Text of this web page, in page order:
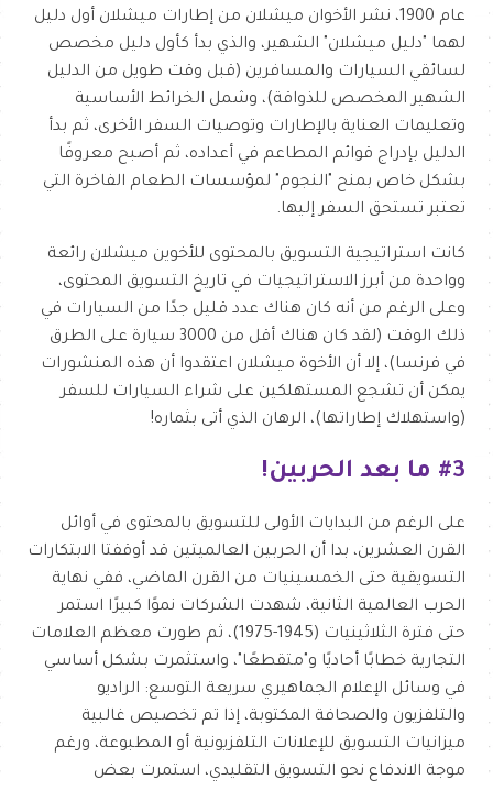
عام 1900، نشر الأخوان ميشلان من إطارات ميشلان أول دليل
لهما "دليل ميشلان" الشهير، والذي بدأ كأول دليل مخصص
لسائقي السيارات والمسافرين (قبل وقت طويل من الدليل
الشهير المخصص للذواقة)، وشمل الخرائط الأساسية
وتعليمات العناية بالإطارات وتوصيات السفر الأخرى، ثم بدأ
الدليل بإدراج قوائم المطاعم في أعداده، ثم أصبح معروفًا
بشكل خاص بمنح "النجوم" لمؤسسات الطعام الفاخرة التي
تعتبر تستحق السفر إليها.
كانت استراتيجية التسويق بالمحتوى للأخوين ميشلان رائعة
وواحدة من أبرز الاستراتيجيات في تاريخ التسويق المحتوى،
وعلى الرغم من أنه كان هناك عدد قليل جدًا من السيارات في
ذلك الوقت (لقد كان هناك أقل من 3000 سيارة على الطرق
في فرنسا)، إلا أن الأخوة ميشلان اعتقدوا أن هذه المنشورات
يمكن أن تشجع المستهلكين على شراء السيارات للسفر
(واستهلاك إطاراتها)، الرهان الذي أتى بثماره!
#3 ما بعد الحربين!
على الرغم من البدايات الأولى للتسويق بالمحتوى في أوائل
القرن العشرين، بدا أن الحربين العالميتين قد أوقفتا الابتكارات
التسويقية حتى الخمسينيات من القرن الماضي، ففي نهاية
الحرب العالمية الثانية، شهدت الشركات نموًا كبيرًا استمر
حتى فترة الثلاثينيات (1945-1975)، ثم طورت معظم العلامات
التجارية خطابًا أحاديًا و"متقطعًا"، واستثمرت بشكل أساسي
في وسائل الإعلام الجماهيري سريعة التوسع: الراديو
والتلفزيون والصحافة المكتوبة، إذا تم تخصيص غالبية
ميزانيات التسويق للإعلانات التلفزيونية أو المطبوعة، ورغم
موجة الاندفاع نحو التسويق التقليدي، استمرت بعض